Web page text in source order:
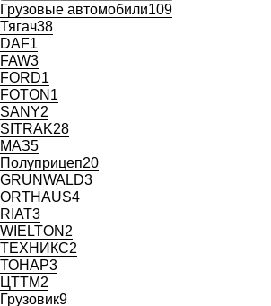
Грузовые автомобили109
Тягач38
DAF1
FAW3
FORD1
FOTON 1
SANY2
SITRAK28
МАЗ5
Полуприцеп20
GRUNWALD3
ORTHAUS4
RIAT3
WIELTON 2
ТЕХНИКС2
ТОНАР3
ЦТТМ2
Грузовик9